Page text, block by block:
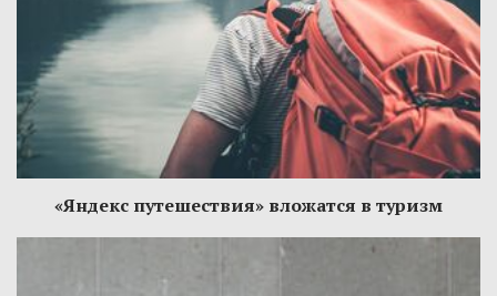
«Яндекс путешествия» вложатся в туризм